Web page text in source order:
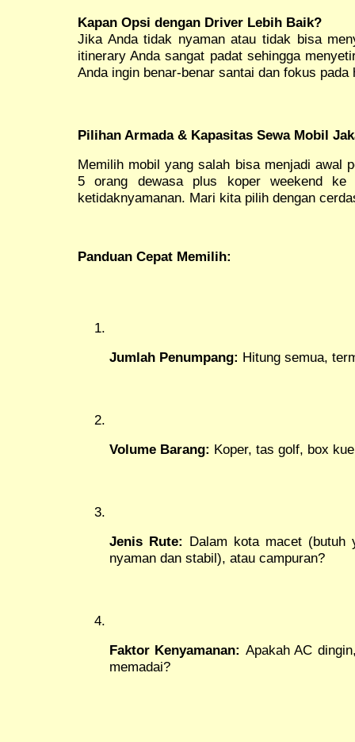
Kapan Opsi dengan Driver Lebih Baik?
Jika Anda tidak nyaman atau tidak bisa
itinerary Anda sangat padat sehingga
Anda ingin benar-benar santai dan fokus
Pilihan Armada & Kapasitas Sewa Mobil
Memilih mobil yang salah bisa menjadi awal
5 orang dewasa plus koper weekend
ketidaknyamanan. Mari kita pilih dengan
Panduan Cepat Memilih:
Jumlah Penumpang: Hitung semua,
Volume Barang: Koper, tas golf, box
Jenis Rute: Dalam kota macet (butuh
nyaman dan stabil), atau campuran?
Faktor Kenyamanan: Apakah AC
memadai?